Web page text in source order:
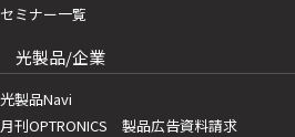
セミナー一覧
光製品/企業
光製品Navi
月刊OPTRONICS 製品広告資料請求